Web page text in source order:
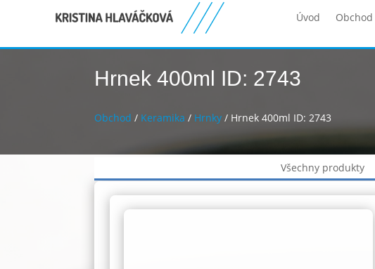
Úvod Obchod
Hrnek 400ml ID: 2743
Obchod / Keramika / Hrnky / Hrnek 400ml ID: 2743
Všechny produkty